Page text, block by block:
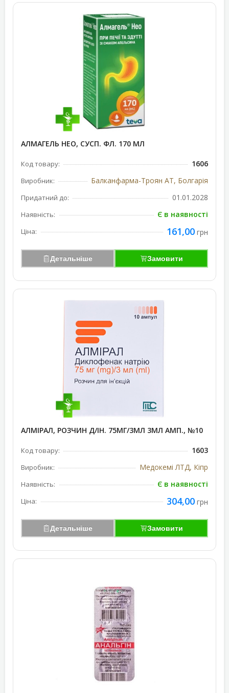
АЛМАГЕЛЬ НЕО, СУСП. ФЛ. 170 МЛ
Код товару: 1606
Виробник: Балканфарма-Троян АТ, Болгарія
Придатний до: 01.01.2028
Наявність: Є в наявності
Ціна: 161,00 грн
Детальніше Замовити
АЛМІРАЛ, РОЗЧИН Д/ІН. 75МГ/3МЛ 3МЛ АМП., №10
Код товару: 1603
Виробник: Медокемі ЛТД, Кіпр
Наявність: Є в наявності
Ціна: 304,00 грн
Детальніше Замовити